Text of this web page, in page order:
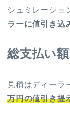
シュミレーショ
ラーに値引き込
総支払い
見積はディーラ
万円の値引き提